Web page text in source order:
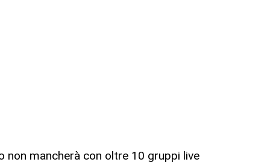
non mancherà con oltre 10 gruppi live